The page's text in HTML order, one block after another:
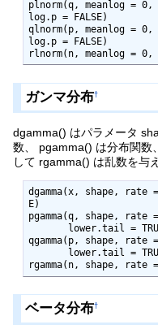
plnorm(q, meanlog =
log.p = FALSE)
qlnorm(p, meanlog =
log.p = FALSE)
rlnorm(n, meanlog =
ガンマ分布†
dgamma() はパラメータ
数、 pgamma() は分布関数
して rgamma() は乱数を与
dgamma(x, shape,
E)
pgamma(q, shape,
qgamma(p, shape,
rgamma(n, shape,
ベータ分布†